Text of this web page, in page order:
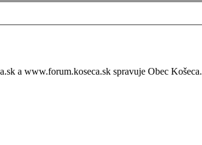
a www.forum.koseca.sk spravuje Obec Košeca.